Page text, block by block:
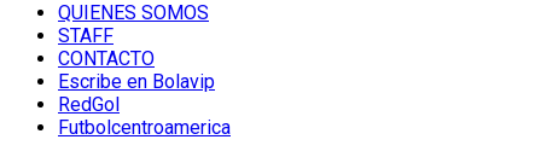
QUIENES SOMOS
STAFF
CONTACTO
Escribe en Bolavip
RedGol
Futbolcentroamerica